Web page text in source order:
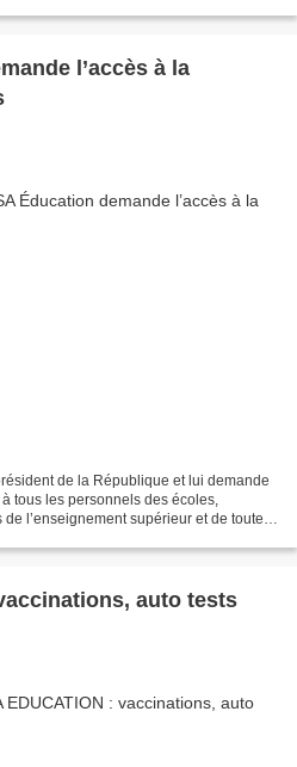
l’accès à la
de la République et lui demande
tous les personnels des écoles,
l’enseignement supérieur et de toutes
auto tests